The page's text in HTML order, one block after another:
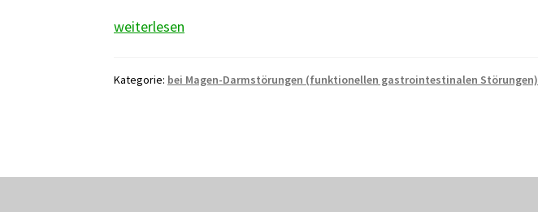
Berufskraut
weiterlesen
Kategorie: bei Magen-Darmstörungen (funktionellen gastrointestinalen Störungen)